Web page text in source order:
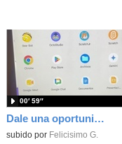
Dale una oportunidad a los Chromebooks y utiliza un proyector para realizar talleres si no tienes pantallas táctiles
Contenido educativo.
subido por Felicisimo G.
00′ 59″